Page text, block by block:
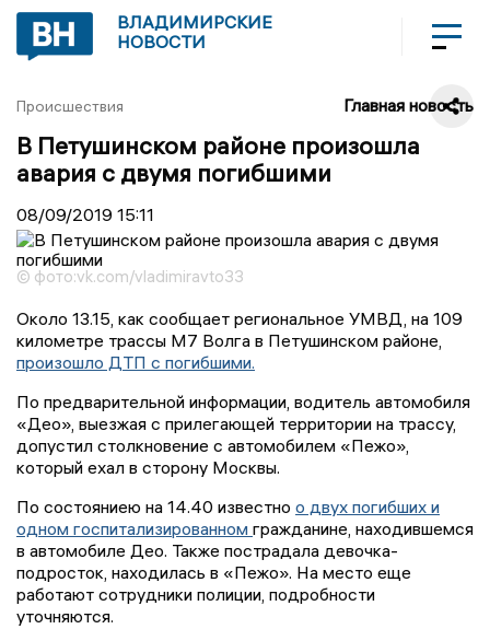
ВЛАДИМИРСКИЕ
НОВОСТИ
Происшествия Главная новость
В Петушинском районе произошла
авария с двумя погибшими
08/09/2019 15:11
© фото:vk.com/vladimiravto33
Около 13.15, как сообщает региональное УМВД, на 109
километре трассы М7 Волга в Петушинском районе,
произошло ДТП с погибшими.
По предварительной информации, водитель автомобиля
«Део», выезжая с прилегающей территории на трассу,
допустил столкновение с автомобилем «Пежо»,
который ехал в сторону Москвы.
По состояниею на 14.40 известно о двух погибших и
одном госпитализированном гражданине, находившемся
в автомобиле Део. Также пострадала девочка-
подросток, находилась в «Пежо». На место еще
работают сотрудники полиции, подробности
уточняются.